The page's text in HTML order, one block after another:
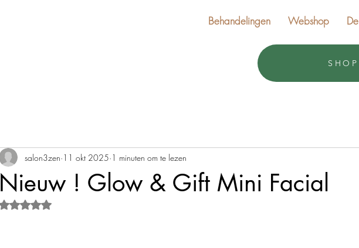
Behandelingen Webshop
SHOP
Nieuw ! Glow & Gift Mini Facial
salon3zen 11 okt 2025 1 minuten om te lezen
Beoordeeld met NaN uit 5 sterren.